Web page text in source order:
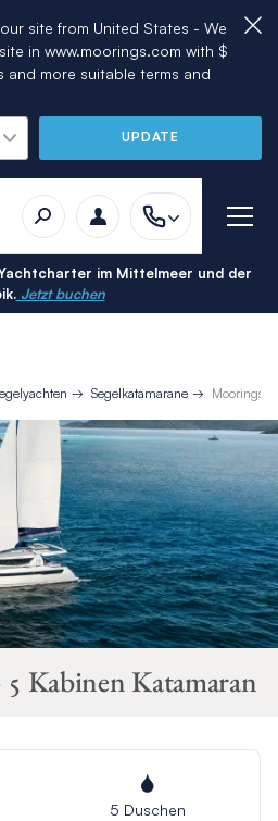
site from United States - We
in www.moorings.com with $
more suitable terms and
UPDATE
im Mittelmeer und der
Jetzt buchen
Segelkatamarane Moorings
Kabinen Katamaran
5 Duschen